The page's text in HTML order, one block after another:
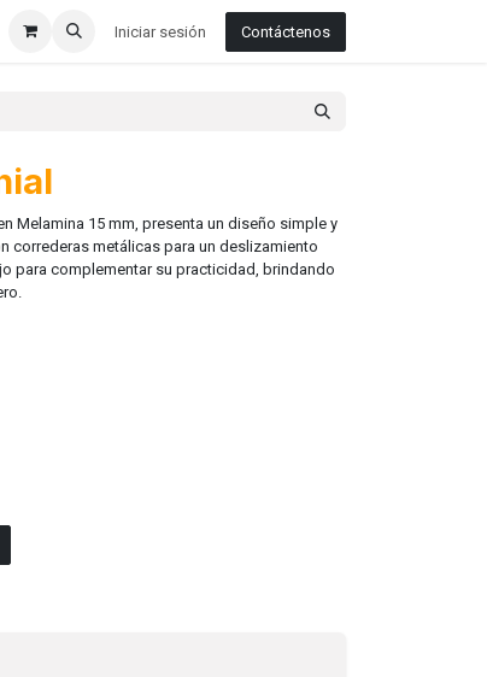
Iniciar sesión Contáctenos
Melamina 15 mm, presenta un diseño simple y
correderas metálicas para un deslizamiento
para complementar su practicidad, brindando